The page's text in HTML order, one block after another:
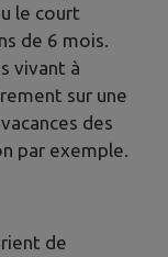
le court
de 6 mois.
vivant à
sur une
des
par exemple.
de